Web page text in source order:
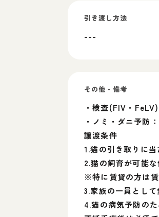
引き渡し方法
---
その他・備考
・検査(FIV・
・ノミ・ダニ予防
譲渡条件
1.猫の引き取りに
2.猫の飼育が可能
※特に賃貸の方は賃
3.家族の一員とし
4.猫の病気予防の